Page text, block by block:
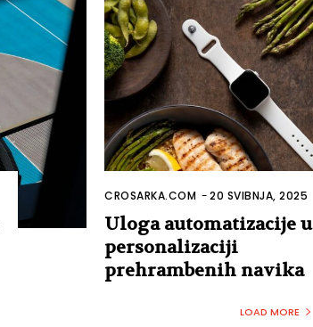
CROSARKA.COM -20 SVIBNJA, 2025
Uloga automatizacije u
personalizaciji
prehrambenih navika
LOAD MORE